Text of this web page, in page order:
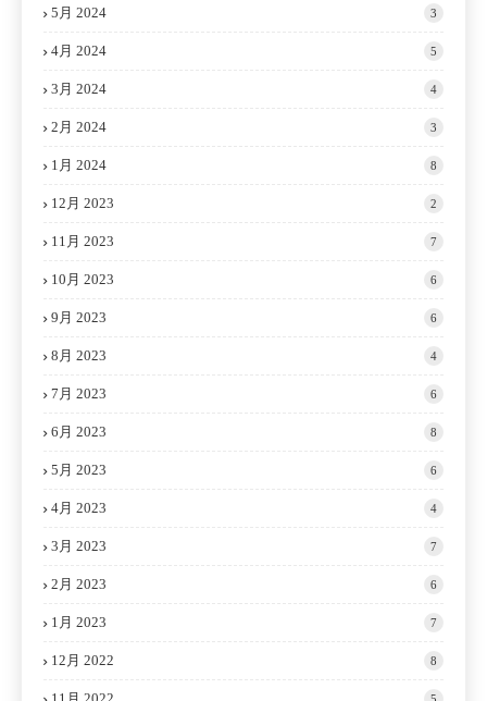
5月 2024 3
4月 2024 5
3月 2024 4
2月 2024 3
1月 2024 8
12月 2023 2
11月 2023 7
10月 2023 6
9月 2023 6
8月 2023 4
7月 2023 6
6月 2023 8
5月 2023 6
4月 2023 4
3月 2023 7
2月 2023 6
1月 2023 7
12月 2022 8